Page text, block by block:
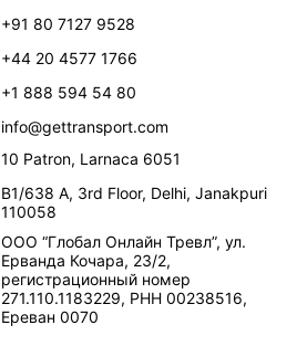
+91 80 7127 9528
+44 20 4577 1766
+1 888 594 54 80
info@gettransport.com
10 Patron, Larnaca 6051
B1/638 A, 3rd Floor, Delhi,Janakpuri
110058
ООО “Глобал Онлайн Тревл”, ул.
Ерванда Кочара, 23/2,
регистрационный номер
271.110.1183229, РНН 00238516,
Ереван 0070